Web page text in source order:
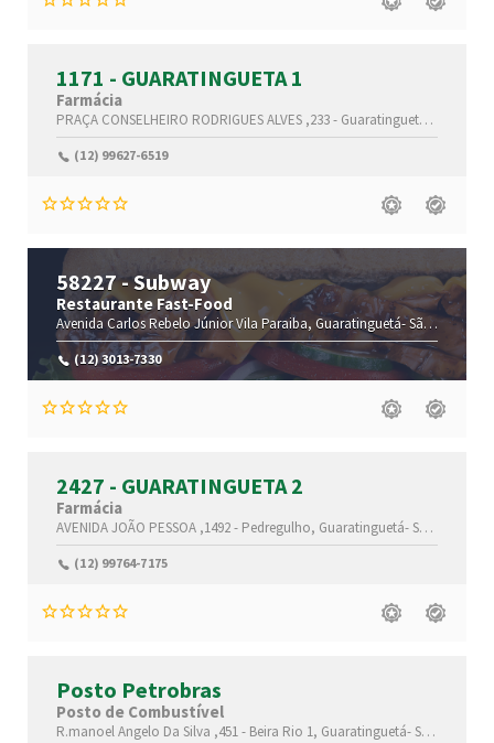
1171 - GUARATINGUETA 1
Farmácia
PRAÇA CONSELHEIRO RODRIGUES ALVES ,233 - Guaratinguetá,
(12) 99627-6519
58227 - Subway
Restaurante Fast-Food
Avenida Carlos Rebelo JúniorVila Paraiba, Guaratinguetá-São Paulo(SP)
(12) 3013-7330
2427 - GUARATINGUETA 2
Farmácia
AVENIDA JOÃO PESSOA ,1492 - Pedregulho, Guaratinguetá-São Paulo(SP)
(12) 99764-7175
Posto Petrobras
Posto de Combustível
R.manoel Angelo Da Silva ,451 - Beira Rio 1, Guaratinguetá-São Paulo(SP)